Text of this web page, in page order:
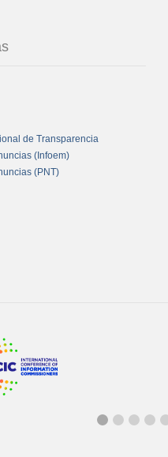
de Transparencia
(Infoem)
(PNT)